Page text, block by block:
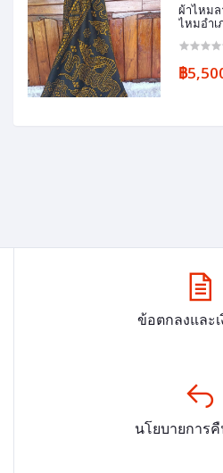
ผ้าไหม
ไหมอำเ
฿
ข้อตกลงและ
นโยบายการ